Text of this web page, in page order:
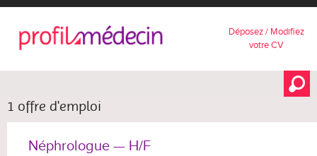
Déposez / Modifiez
votre CV
1 offre d'emploi
Néphrologue — H/F